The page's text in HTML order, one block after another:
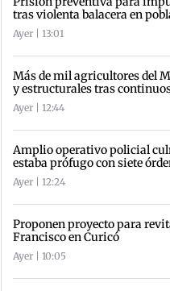
tras violenta balacera en
Ayer | 13:01
Más de mil agricultores del
y estructurales tras
Ayer | 12:44
Amplio operativo policial
estaba prófugo con siete
Ayer | 12:24
Proponen proyecto para
Francisco en Curicó
Ayer | 10:05